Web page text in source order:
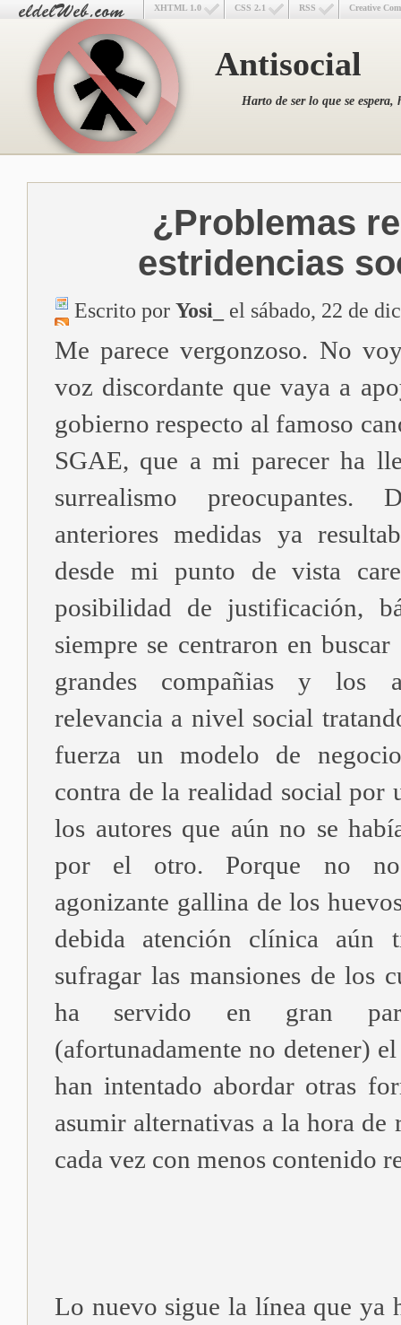
Creative
RSS
CSS 2.1
XHTML 1.0
Antisocial
Harto de ser lo que se
¿Problemas
estridencias
Escrito por Yosi_ el sábado, 22 de
Me parece vergonzoso. No
voz discordante que vaya a
gobierno respecto al famoso
SGAE, que a mi parecer ha
surrealismo preocupantes.
anteriores medidas ya
desde mi punto de vista
posibilidad de justificación,
siempre se centraron en
grandes compañias y los
relevancia a nivel social
fuerza un modelo de
contra de la realidad social por
los autores que aún no se
por el otro. Porque no
agonizante gallina de los
debida atención clínica aún
sufragar las mansiones de los
ha servido en gran
(afortunadamente no detener)
han intentado abordar otras
asumir alternativas a la hora de
cada vez con menos contenido
Lo nuevo sigue la línea que ya